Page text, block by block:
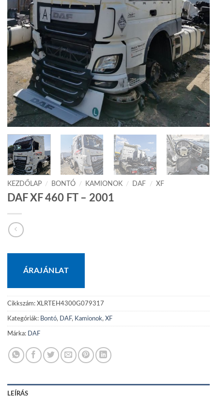
KEZDŐLAP / BONTÓ / KAMIONOK / DAF / XF
DAF XF 460 FT – 2001
ÁRAJÁNLAT
Cikkszám: XLRTEH4300G079317
Kategóriák: Bontó, DAF, Kamionok, XF
Márka: DAF
LEÍRÁS